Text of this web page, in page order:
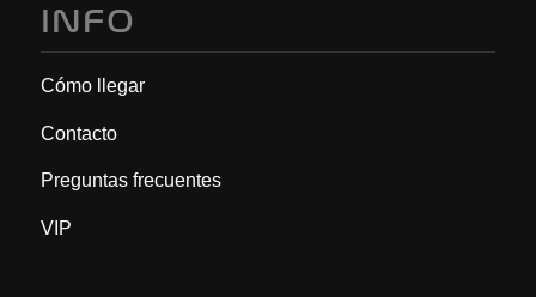
INFO
Cómo llegar
Contacto
Preguntas frecuentes
VIP